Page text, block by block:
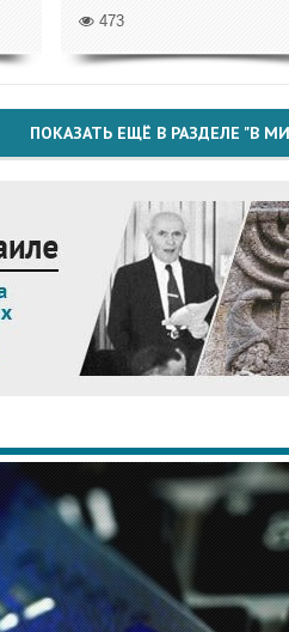
473
ПОКАЗАТЬ ЕЩЁ В РАЗДЕЛЕ "В